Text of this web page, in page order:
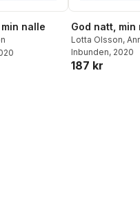
nalle God natt, min
Lotta Olsson,
Lindsten
Inbunden, 2020
187 kr